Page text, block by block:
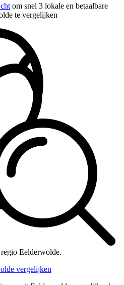
om snel 3 lokale en betaalbare
te vergelijken
Eelderwolde.
vergelijken